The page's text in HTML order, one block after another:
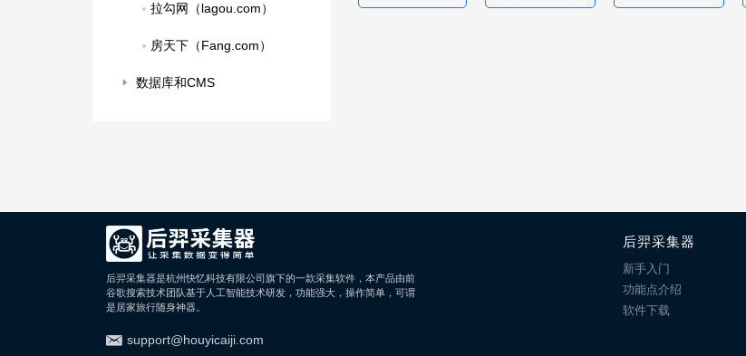
拉勾网（lagou.com）
房天下（Fang.com）
数据库和CMS
后羿采集器是杭州快忆科技有限公司旗下的一款采集软件，本产品由前
谷歌搜索技术团队基于人工智能技术研发，功能强大，操作简单，可谓
是居家旅行随身神器。
support@houyicaiji.com
后羿采集器
新手入门
功能点介绍
软件下载